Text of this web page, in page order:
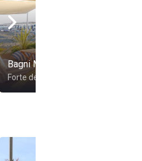
Bagni Montecristo
Forte dei Marmi